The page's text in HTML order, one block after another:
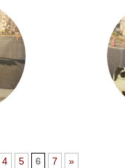
4 5 6 7 »